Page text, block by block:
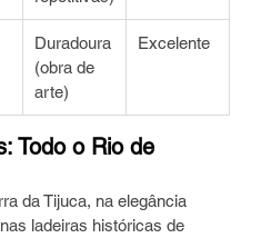
Duradoura
(obra de
arte)
Excelente
Todo o Rio de
da Tijuca, na elegância
ladeiras históricas de